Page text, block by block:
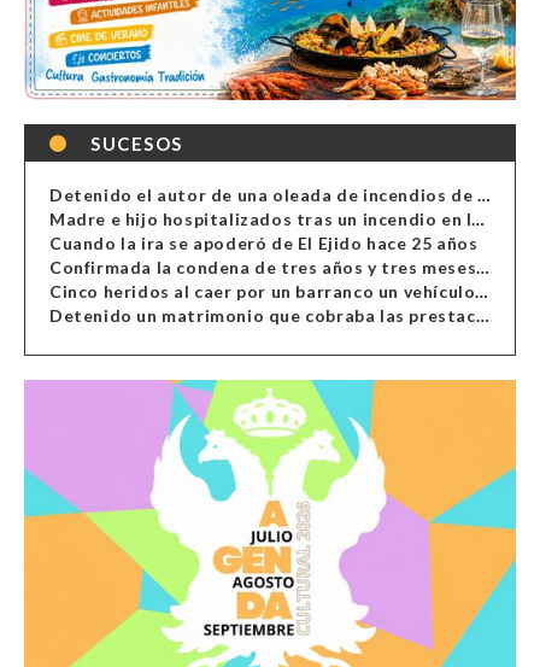
SUCESOS
Detenido el autor de una oleada de incendios de contenedores en Almería
Madre e hijo hospitalizados tras un incendio en la cocina de una vivienda en Almería
Cuando la ira se apoderó de El Ejido hace 25 años
Confirmada la condena de tres años y tres meses al hombre de Antas acusado de xenofobia
Cinco heridos al caer por un barranco un vehículo en Alcolea
Detenido un matrimonio que cobraba las prestaciones de ilegales en Almería, Granada, Málaga, Huelva y Murcia